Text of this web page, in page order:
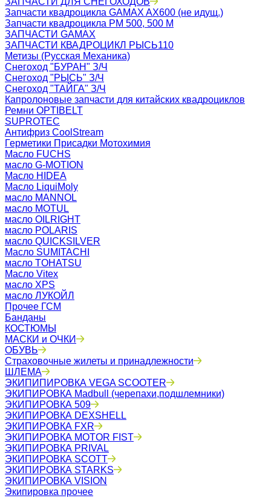
Запчасти квадроцикла GAMAX AX600 (не идущ.)
Запчасти квадроцикла РМ 500, 500 М
ЗАПЧАСТИ GAMAX
ЗАПЧАСТИ КВАДРОЦИКЛ РЫСЬ110
Метизы (Русская Механика)
Снегоход "БУРАН" З/Ч
Снегоход "РЫСЬ" З/Ч
Снегоход "ТАЙГА" З/Ч
Капролоновые запчасти для китайских квадроциклов
Ремни OPTIBELT
SUPROTEC
Антифриз CoolStream
Герметики Присадки Мотохимия
Масло FUCHS
масло G-MOTION
Масло HIDEA
Масло LiquiMoly
масло MANNOL
масло MOTUL
масло OILRIGHT
масло POLARIS
масло QUICKSILVER
Масло SUMITACHI
масло TOHATSU
Масло Vitex
масло XPS
масло ЛУКОЙЛ
Прочее ГСМ
Банданы
КОСТЮМЫ
МАСКИ и ОЧКИ
ОБУВЬ
Страховочные жилеты и принадлежности
ШЛЕМА
ЭКИПИПИРОВКА VEGA SCOOTER
ЭКИПИРОВКА Madbull (черепахи,подшлемники)
ЭКИПИРОВКА 509
ЭКИПИРОВКА DEXSHELL
ЭКИПИРОВКА FXR
ЭКИПИРОВКА MOTOR FIST
ЭКИПИРОВКА PRIVAL
ЭКИПИРОВКА SCOTT
ЭКИПИРОВКА STARKS
ЭКИПИРОВКА VISION
Экипировка прочее